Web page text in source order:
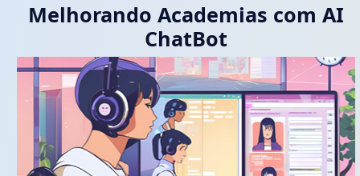
Melhorando Academias com AI
ChatBot